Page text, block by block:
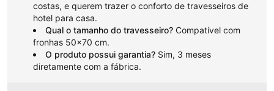
costas, e querem trazer o conforto de travesseiros de
hotel para casa.
Qual o tamanho do travesseiro? Compatível com
fronhas 50x70 cm.
O produto possui garantia? Sim, 3 meses
diretamente com a fábrica.